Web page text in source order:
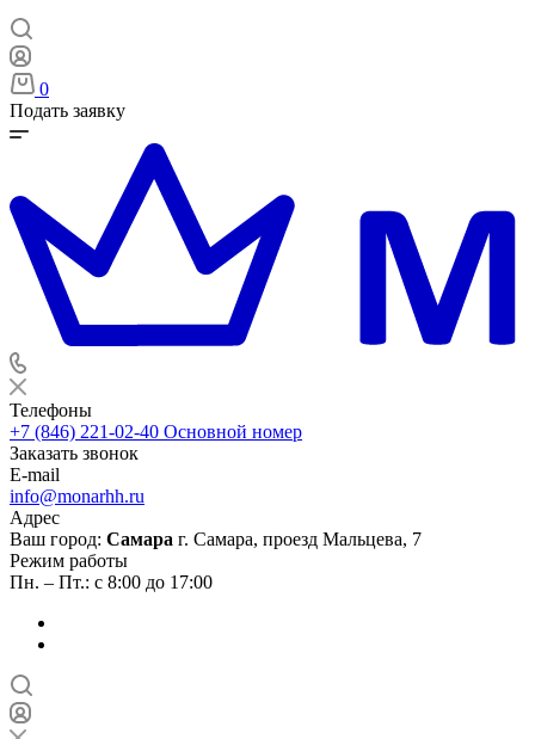
0
Подать заявку
Телефоны
+7 (846) 221-02-40 Основной номер
Заказать звонок
E-mail
info@monarhh.ru
Адрес
Ваш город: Самара г. Самара, проезд Мальцева, 7
Режим работы
Пн. – Пт.: с 8:00 до 17:00